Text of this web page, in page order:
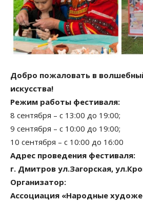
Добро пожаловать в
искусства!
Режим работы фестиваля:
8 сентября – с 13:00 до 19:00;
9 сентября – с 10:00 до 19:00;
10 сентября – с 10:00 до 16:00
Адрес проведения фестиваля:
г. Дмитров ул.Загорская,
Организатор:
Ассоциация «Народные